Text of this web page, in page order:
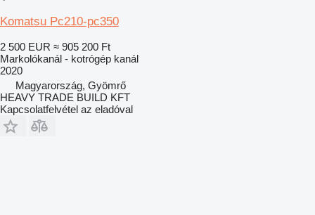
Komatsu Pc210-pc350
2 500 EUR ≈ 905 200 Ft
Markolókanál - kotrógép kanál
2020
Magyarország, Gyömrő
HEAVY TRADE BUILD KFT
Kapcsolatfelvétel az eladóval